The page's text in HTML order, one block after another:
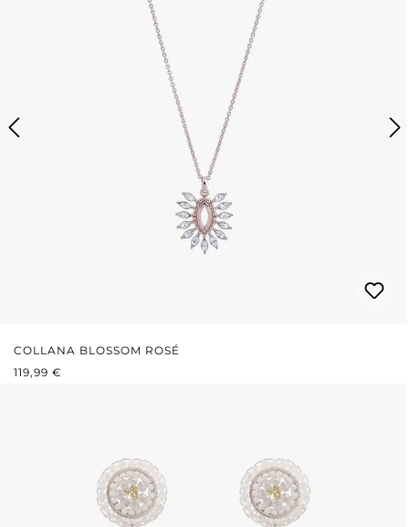
COLLANA BLOSSOM ROSÉ
PREZZO NORMALE:
119,99 €